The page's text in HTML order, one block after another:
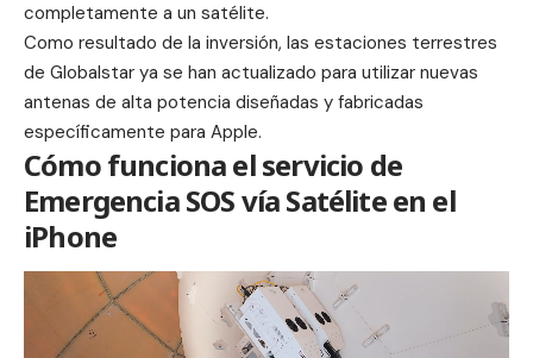
completamente a un satélite.
Como resultado de la inversión, las estaciones terrestres
de Globalstar ya se han actualizado para utilizar nuevas
antenas de alta potencia diseñadas y fabricadas
específicamente para Apple.
Cómo funciona el servicio de
Emergencia SOS vía Satélite en el
iPhone
Reproductor
vídeo